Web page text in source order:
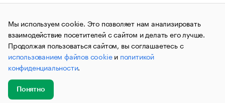
Правовая информация
О соблюдении авторских прав
© АО «РОСБИЗНЕСКОНСАЛТИНГ»,1995–2026.Сообщения
и материалы информационного агентства «РБК»
(зарегистрировано Федеральной службой по надзору в сфере
связи, информационных технологий и массовых
коммуникаций (Роскомнадзор) 09.12.2015 за номером ИА
№ФС77-63848) сопровождаются пометкой «РБК». Отдельные
публикации могут содержать информацию,
не предназначенную для пользователей
до 18 лет.
Мы используем cookie. Это позволяет нам анализировать
взаимодействие посетителей с сайтом и делать его лучше.
Продолжая пользоваться сайтом, вы соглашаетесь с
использованием файлов cookieи политикой
конфиденциальности.
Понятно